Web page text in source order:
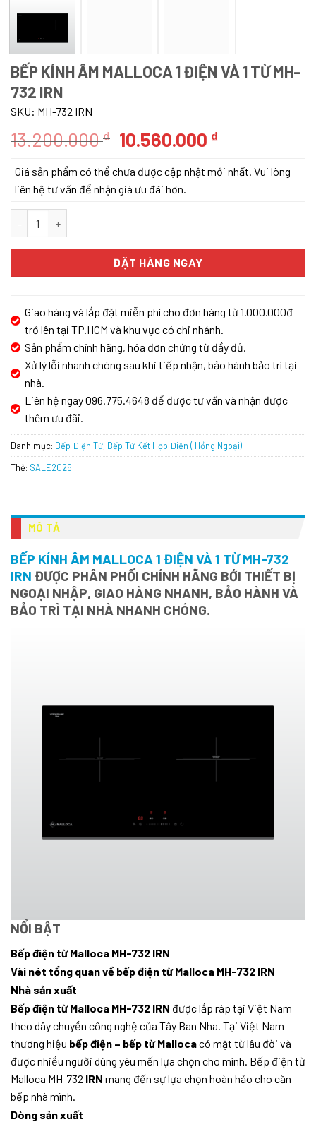
BẾP KÍNH ÂM MALLOCA 1 ĐIỆN VÀ 1 TỪ MH-
732 IRN
SKU: MH-732 IRN
13.200.000₫ Giá
là:
13.200.000 ₫.
10.560.000 ₫Giá
tại
Giá sản phẩm có thể chưa được cập nhật mới nhất. Vui lòng
liên hệ tư vấn để nhận giá ưu đãi hơn.
ĐẶT HÀNG NGAY
Giao hàng và lắp đặt miễn phí cho đơn hàng từ 1.000.000đ
trở lên tại TP.HCM và khu vực có chi nhánh.
Sản phẩm chính hãng, hóa đơn chứng từ đầy đủ.
Xử lý lỗi nhanh chóng sau khi tiếp nhận, bảo hành bảo trì tại
nhà.
Liên hệ ngay 096.775.4648 để được tư vấn và nhận được
thêm ưu đãi.
Danh mục: Bếp Điện Từ, Bếp Từ Kết Hợp Điện ( Hồng Ngoại)
Thẻ: SALE2026
MÔ TẢ
BẾP KÍNH ÂM MALLOCA 1 ĐIỆN VÀ 1 TỪ MH-732
IRN ĐƯỢC PHÂN PHỐI CHÍNH HÃNG BỚI THIẾT BỊ
NGOẠI NHẬP, GIAO HÀNG NHANH, BẢO HÀNH VÀ
BẢO TRÌ TẠI NHÀ NHANH CHÓNG.
NỔI BẬT
Bếp điện từ Malloca MH-732 IRN
Vài nét tổng quan về bếp điện từ Malloca MH-732 IRN
Nhà sản xuất
Bếp điện từ Malloca MH-732 IRN được lắp ráp tại Việt Nam
theo dây chuyền công nghệ của Tây Ban Nha. Tại Việt Nam
thương hiệu bếp điện – bếp từ Mallocacó mặt từ lâu đời và
được nhiều người dùng yêu mến lựa chọn cho mình. Bếp điện từ
Malloca MH-732 IRN mang đến sự lựa chọn hoàn hảo cho căn
bếp nhà mình.
Dòng sản xuất